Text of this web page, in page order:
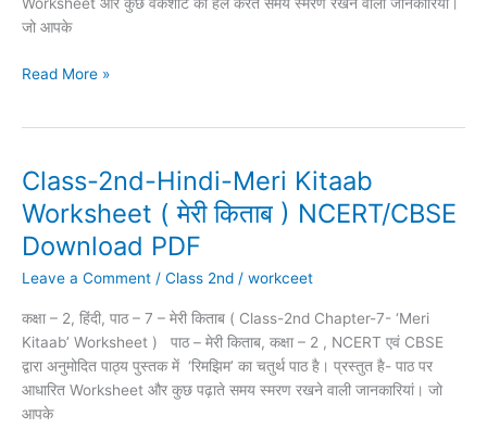
जो आपके
NCERT/CBSE
Download
Read More »
Class-2nd-Hindi-Meri Kitaab
Worksheet ( मेरी किताब ) NCERT/CBSE
Download PDF
Leave a Comment / Class 2nd / workceet
कक्षा – 2, हिंदी, पाठ – 7 – मेरी किताब ( Class-2nd Chapter-7- ‘Meri
Kitaab’ Worksheet ) पाठ – मेरी किताब, कक्षा – 2 , NCERT एवं CBSE
द्वारा अनुमोदित पाठ्य पुस्तक में ‘रिमझिम’ का चतुर्थ पाठ है। प्रस्तुत है- पाठ पर
आधारित Worksheet और कुछ पढ़ाते समय स्मरण रखने वाली जानकारियां। जो
आपके
Class-
2nd-
Hindi-
Meri
Kitaab
(
मेरी
किताब
)
NCERT/CBSE